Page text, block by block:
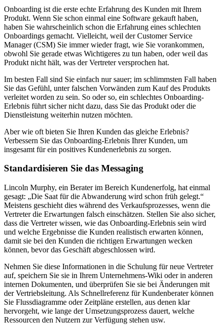
Onboarding ist die erste echte Erfahrung des Kunden mit Ihrem
Produkt. Wenn Sie schon einmal eine Software gekauft haben,
haben Sie wahrscheinlich schon die Erfahrung eines schlechten
Onboardings gemacht. Vielleicht, weil der Customer Service
Manager (CSM) Sie immer wieder fragt, wie Sie vorankommen,
obwohl Sie gerade etwas Wichtigeres zu tun haben, oder weil das
Produkt nicht hält, was der Vertreter versprochen hat.
Im besten Fall sind Sie einfach nur sauer; im schlimmsten Fall haben
Sie das Gefühl, unter falschen Vorwänden zum Kauf des Produkts
verleitet worden zu sein. So oder so, ein schlechtes Onboarding-
Erlebnis führt sicher nicht dazu, dass Sie das Produkt oder die
Dienstleistung weiterhin nutzen möchten.
Aber wie oft bieten Sie Ihren Kunden das gleiche Erlebnis?
Verbessern Sie das Onboarding-Erlebnis Ihrer Kunden, um
insgesamt für ein positives Kundenerlebnis zu sorgen.
Standardisieren Sie das Messaging
Lincoln Murphy, ein Berater im Bereich Kundenerfolg, hat einmal
gesagt: „Die Saat für die Abwanderung wird schon früh gelegt.“
Meistens geschieht dies während des Verkaufsprozesses, wenn die
Vertreter die Erwartungen falsch einschätzen. Stellen Sie also sicher,
dass die Vertreter wissen, wie das Onboarding-Erlebnis sein wird
und welche Ergebnisse die Kunden realistisch erwarten können,
damit sie bei den Kunden die richtigen Erwartungen wecken
können, bevor das Geschäft abgeschlossen wird.
Nehmen Sie diese Informationen in die Schulung für neue Vertreter
auf, speichern Sie sie in Ihrem Unternehmens-Wiki oder in anderen
internen Dokumenten, und überprüfen Sie sie bei Änderungen mit
der Vertriebsleitung. Als Schnellreferenz für Kundenberater können
Sie Flussdiagramme oder Zeitpläne erstellen, aus denen klar
hervorgeht, wie lange der Umsetzungsprozess dauert, welche
Ressourcen den Nutzern zur Verfügung stehen usw.